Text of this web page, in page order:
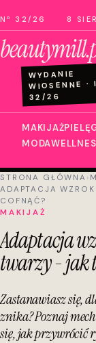
Nº 32/26 8
WYDANIE
WIOSENNE ·
32/26
MAKIJAŻ
MODA
STRONA GŁÓWNA ›
ADAPTACJA
COFNĄĆ?
MAKIJAŻ
Adaptacja
twarzy - jak
Zastanawiasz się,
znika? Poznaj
się, jak przywrócić